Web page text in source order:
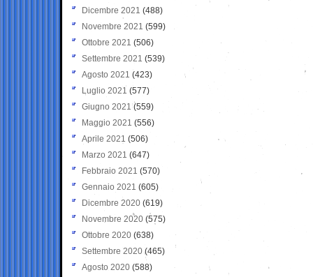
Dicembre 2021 (488)
Novembre 2021 (599)
Ottobre 2021 (506)
Settembre 2021 (539)
Agosto 2021 (423)
Luglio 2021 (577)
Giugno 2021(559)
Maggio 2021 (556)
Aprile 2021 (506)
Marzo 2021 (647)
Febbraio 2021 (570)
Gennaio 2021 (605)
Dicembre 2020 (619)
Novembre 2020 (575)
Ottobre 2020 (638)
Settembre 2020(465)
Agosto 2020 (588)